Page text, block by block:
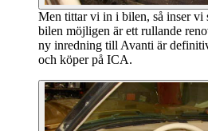
Men tittar vi in i bilen, så inser vi
bilen möjligen är ett rullande
ny inredning till Avanti är
och köper på ICA.